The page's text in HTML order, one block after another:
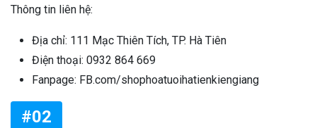
Thông tin liên hệ:
Địa chỉ: 111 Mạc Thiên Tích, TP. Hà Tiên
Điện thoại: 0932 864 669
Fanpage: FB.com/shophoatuoihatienkiengiang
#02